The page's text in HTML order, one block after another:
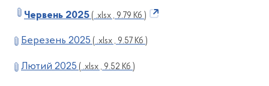
Червень 2025 ( .xlsx , 9.79 Кб )
Березень 2025 ( .xlsx , 9.57 Кб )
Лютий 2025 ( .xlsx , 9.52 Кб )